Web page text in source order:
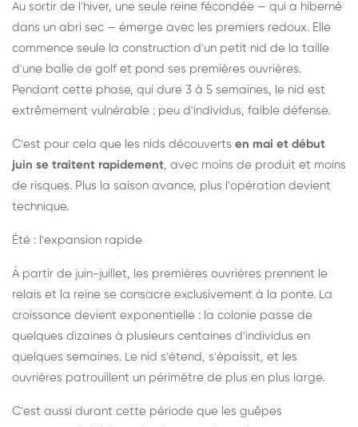
Au sortir de l'hiver, une seule reine fécondée — qui a hiberné
dans un abri sec — émerge avec les premiers redoux. Elle
commence seule la construction d'un petit nid de la taille
d'une balle de golf et pond ses premières ouvrières.
Pendant cette phase, qui dure 3 à 5 semaines, le nid est
extrêmement vulnérable : peu d'individus, faible défense.
C'est pour cela que les nids découverts en mai et début
juin se traitent rapidement, avec moins de produit et moins
de risques. Plus la saison avance, plus l'opération devient
technique.
Été : l'expansion rapide
À partir de juin-juillet, les premières ouvrières prennent le
relais et la reine se consacre exclusivement à la ponte. La
croissance devient exponentielle : la colonie passe de
quelques dizaines à plusieurs centaines d'individus en
quelques semaines. Le nid s'étend, s'épaissit, et les
ouvrières patrouillent un périmètre de plus en plus large.
C'est aussi durant cette période que les guêpes